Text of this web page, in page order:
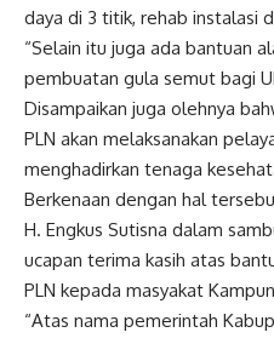
daya di 3 titik, rehab instalasi
“Selain itu juga ada bantuan
pembuatan gula semut bagi
Disampaikan juga olehnya
PLN akan melaksanakan
menghadirkan tenaga
Berkenaan dengan hal
H. Engkus Sutisna dalam
ucapan terima kasih atas
PLN kepada masyakat
“Atas nama pemerintah